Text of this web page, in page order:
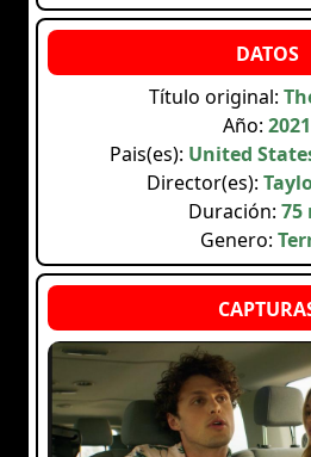
Título original:
Año: 2021
Pais(es): United
Director(es):
Duración: 75
Genero: